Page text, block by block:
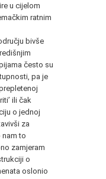
u cijelom
ratnim
bivše
često su
pa je
ili čak
o jednoj
za
to
zamjeram
o
oslonio